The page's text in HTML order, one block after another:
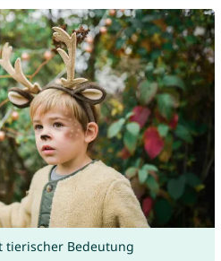
tierischer Bedeutung